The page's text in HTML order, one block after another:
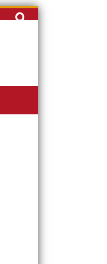
Cari